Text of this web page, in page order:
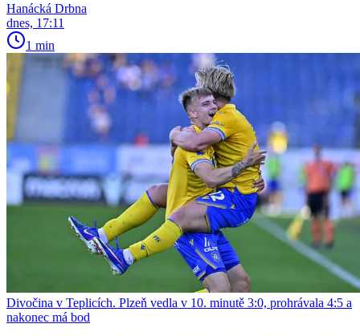
Hanácká Drbna
dnes, 17:11
1 min
Divočina v Teplicích. Plzeň vedla v 10. minutě 3:0, prohrávala 4:5 a
nakonec má bod